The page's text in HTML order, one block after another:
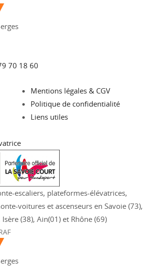
70 18 60
Mentions légales & CGV
Politique de confidentialité
Liens utiles
escaliers, plateformes-élévatrices,
voitures et ascenseurs en Savoie (73),
(38), Ain(01) et Rhône (69)